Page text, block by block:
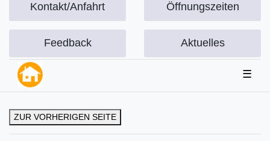
Kontakt/Anfahrt Öffnungszeiten
Feedback Aktuelles
☰
ZUR VORHERIGEN SEITE